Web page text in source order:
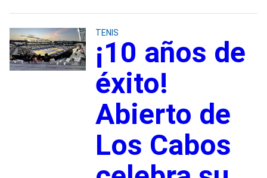
TENIS
¡10 años de
éxito!
Abierto de
Los Cabos